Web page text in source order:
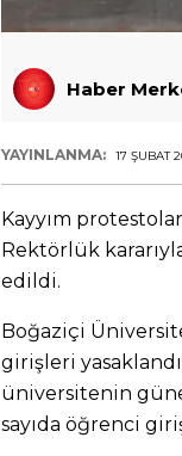
Haber
YAYINLANMA: 17 ŞUBAT
Kayyım
Rektörlük
edildi.
Boğaziçi
girişleri
üniversitenin
sayıda öğrenci